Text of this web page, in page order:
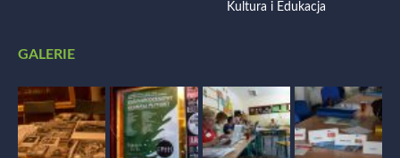
Kultura i Edukacja
GALERIE